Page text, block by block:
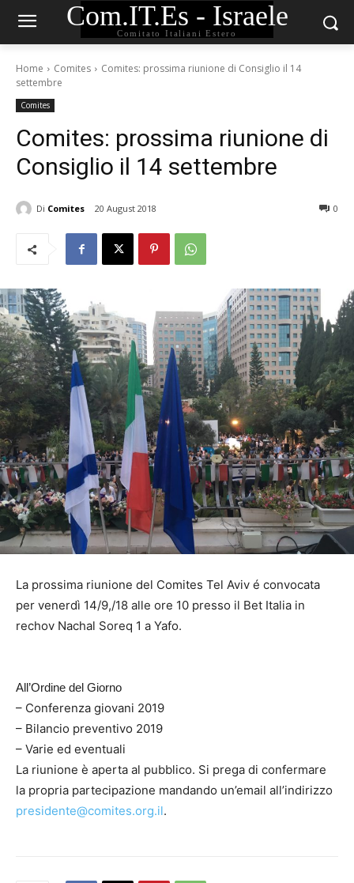
Com.IT.Es - Israele
Comitato Italiani Estero
Home Comites
Comites: prossima riunione di Consiglio il 14
settembre
Comites
Comites: prossima riunione di
Consiglio il 14 settembre
Di Comites 20 August 2018 0
La prossima riunione del Comites Tel Aviv é convocata
per venerdì 14/9,/18 alle ore 10 presso il Bet Italia in
rechov Nachal Soreq 1 a Yafo.
All’Ordine del Giorno
– Conferenza giovani 2019
– Bilancio preventivo 2019
– Varie ed eventuali
La riunione è aperta al pubblico. Si prega di confermare
la propria partecipazione mandando un’email all’indirizzo
presidente@comites.org.il.